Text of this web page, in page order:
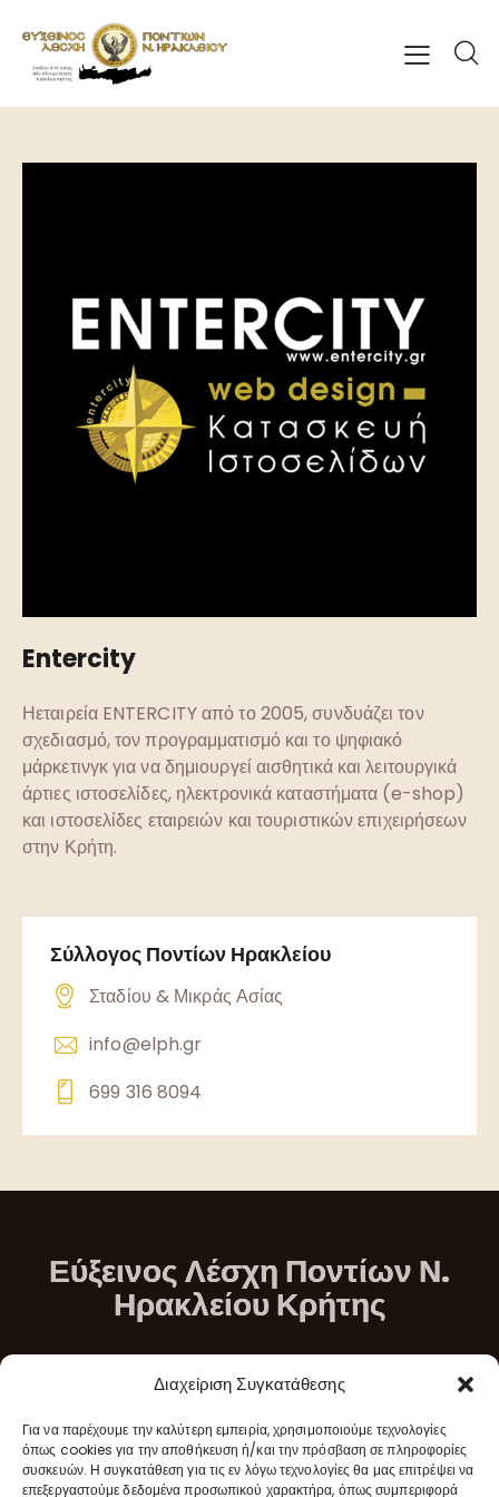
Διαχείριση Συγκατάθεσης
Για να παρέχουμε την καλύτερη εμπειρία, χρησιμοποιούμε τεχνολογίες
όπως cookies για την αποθήκευση ή/και την πρόσβαση σε πληροφορίες
συσκευών. Η συγκατάθεση για τις εν λόγω τεχνολογίες θα μας επιτρέψει να
επεξεργαστούμε δεδομένα προσωπικού χαρακτήρα, όπως συμπεριφορά
Entercity
Ηεταιρεία ENTERCITY από το 2005, συνδυάζει τον
σχεδιασμό, τον προγραμματισμό και το ψηφιακό
μάρκετινγκ για να δημιουργεί αισθητικά και λειτουργικά
άρτιες ιστοσελίδες, ηλεκτρονικά καταστήματα (e-shop)
και ιστοσελίδες εταιρειών και τουριστικών επιχειρήσεων
στην Κρήτη.
Σύλλογος Ποντίων Ηρακλείου
Σταδίου & Μικράς Ασίας
info@elph.gr
699 316 8094
Εύξεινος Λέσχη Ποντίων Ν.
Ηρακλείου Κρήτης
Διεύθυνση
Κρήτης